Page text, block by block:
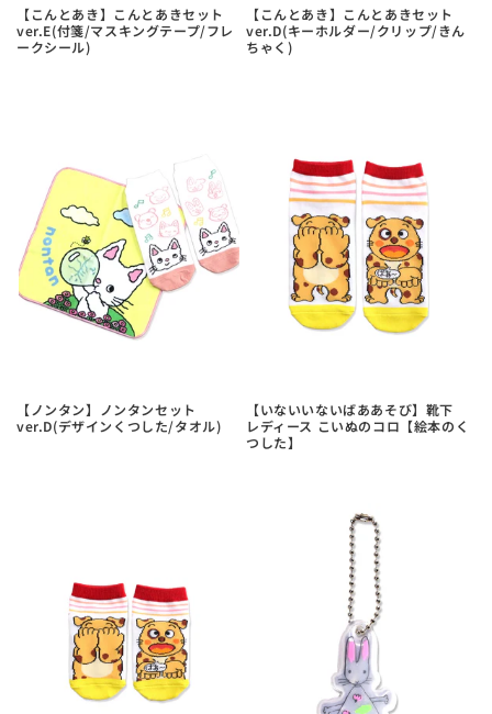
【こんとあき】こんとあきセット
ver.E(付箋/マスキングテープ/フレ
ークシール)
【こんとあき】こんとあきセット
ver.D(キーホルダー/クリップ/きん
ちゃく)
【ノンタン】ノンタンセット
ver.D(デザインくつした/タオル)
【いないいないばああそび】靴下
レディース こいぬのコロ【絵本のく
つした】